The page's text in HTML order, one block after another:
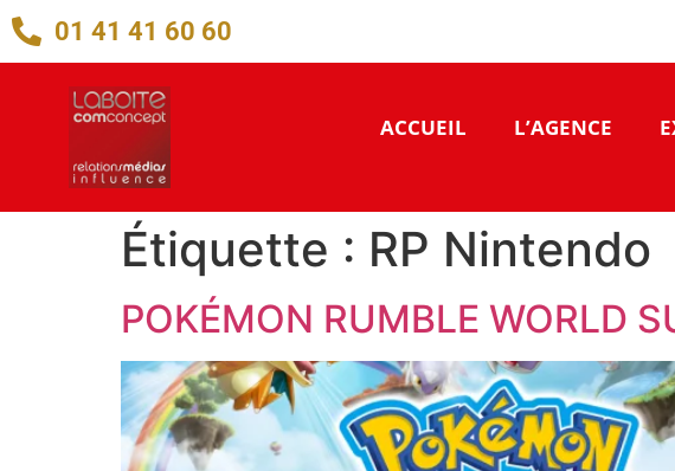
01 41 41 60 60
ACCUEIL L’AGENCE
Étiquette : RP Nintendo
POKÉMON RUMBLE WORLD